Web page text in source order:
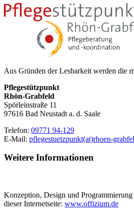
Aus Gründen der Lesbarkeit werden die
Pflegestützpunkt
Rhön-Grabfeld
Spörleinstraße 11
97616 Bad Neustadt a. d. Saale
Telefon: 09771 94-129
E-Mail: pflegestuetzpunkt(at)rhoen-
Weitere Informationen
Konzeption, Design und Programmierung
dieser Internetseite: www.offizium.de